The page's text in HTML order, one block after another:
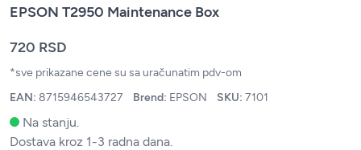
EPSON T2950 Maintenance Box
720 RSD
*sve prikazane cene su sa uračunatim pdv-om
EAN: 8715946543727 Brend: EPSON SKU: 7101
Na stanju.
Dostava kroz 1-3 radna dana.